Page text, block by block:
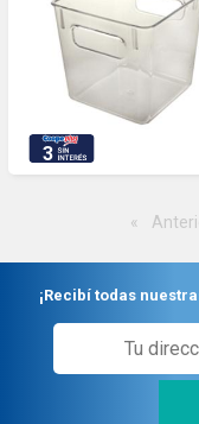
3
¡Recibí todas